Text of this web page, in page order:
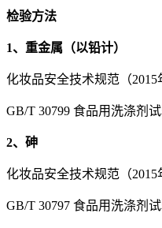
检验方法
1、重金属（以铅计）
化妆品安全技术规范（2015
GB/T 30799 食品用洗涤剂
2、砷
化妆品安全技术规范（2015
GB/T 30797 食品用洗涤剂